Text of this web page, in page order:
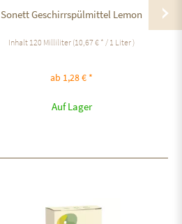
Sonett Geschirrspülmittel Lemon
Inhalt 120 Milliliter (10,67 € * / 1 Liter )
ab 1,28 € *
Auf Lager